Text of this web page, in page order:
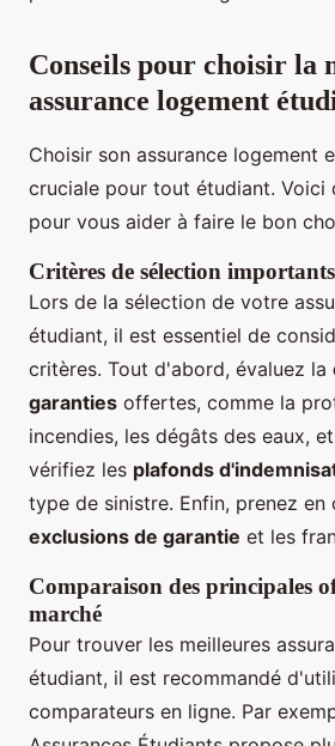
Conseils pour choisir la
assurance logement
Choisir son assurance logement
cruciale pour tout étudiant. Voici
pour vous aider à faire le bon
Critères de sélection importants
Lors de la sélection de votre
étudiant, il est essentiel de
critères. Tout d'abord, évaluez la
garanties offertes, comme la
incendies, les dégâts des eaux,
vérifiez les plafonds
type de sinistre. Enfin, prenez en
exclusions de garantie et les
Comparaison des principales
marché
Pour trouver les meilleures
étudiant, il est recommandé
comparateurs en ligne. Par